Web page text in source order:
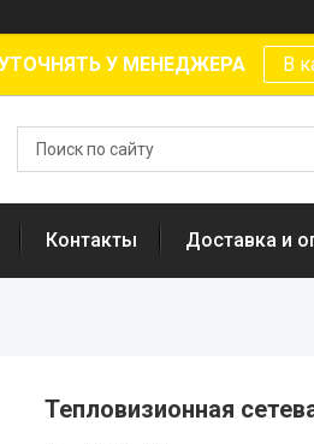
У МЕНЕДЖЕРА В
Контакты Доставка и
Тепловизионная